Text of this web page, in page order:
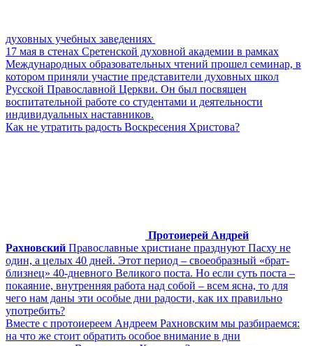
духовных учебных заведениях
17 мая в стенах Сретенской духовной академии в рамках
Международных образовательных чтений прошел семинар, в
котором приняли участие представители духовных школ
Русской Православной Церкви. Он был посвящен
воспитательной работе со студентами и деятельности
индивидуальных наставников.
Как не утратить радость Воскресения Христова?
Протоиерей Андрей
Рахновский Православные христиане празднуют Пасху не
один, а целых 40 дней. Этот период – своеобразный «брат-
близнец» 40-дневного Великого поста. Но если суть поста –
покаяние, внутренняя работа над собой – всем ясна, то для
чего нам даны эти особые дни радости, как их правильно
употребить?
Вместе с протоиереем Андреем Рахновским мы разбираемся:
на что же стоит обратить особое внимание в дни